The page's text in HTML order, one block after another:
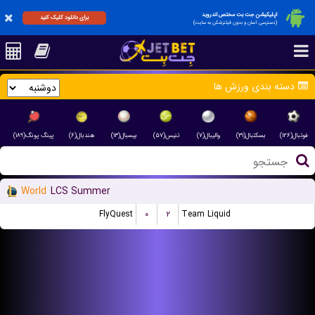
اپلیکیشن جت بت مختص اندروید
(دسترسی آسان و بدون فیلترشکن به سایت)
برای دانلود کلیک کنید
دسته بندی ورزش ها
فوتبال(۱۲۶) بسکتبال(۳۱) والیبال(۷) تنیس(۵۷) بیسبال(۱۳) هندبال(۶) پینگ پونگ(۱۸۹)
World LCS Summer
FlyQuest ۰ ۲ Team Liquid